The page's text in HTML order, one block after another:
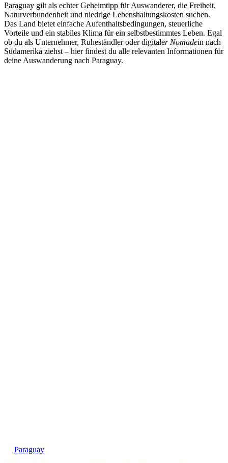
Paraguay gilt als echter Geheimtipp für Auswanderer, die Freiheit,
Naturverbundenheit und niedrige Lebenshaltungskosten suchen.
Das Land bietet einfache Aufenthaltsbedingungen, steuerliche
Vorteile und ein stabiles Klima für ein selbstbestimmtes Leben. Egal
ob du als Unternehmer, Ruheständler oder digitaler Nomadein nach
Südamerika ziehst – hier findest du alle relevanten Informationen für
deine Auswanderung nach Paraguay.
Paraguay